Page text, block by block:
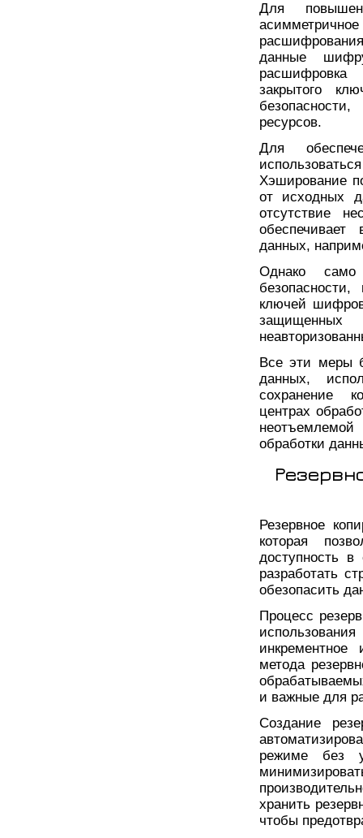
Для
данные
расшифровка
закрытого
ресурсов.
Для
Хэширование
от исходных
отсутствие
обеспечивает
данных,
Однако
ключей
Все эти меры
данных,
сохранение
центрах
обработки
Резервное
которая
доступность
разработать
обезопасить
Процесс
метода
и важные для
Создание
режиме без
хранить
чтобы